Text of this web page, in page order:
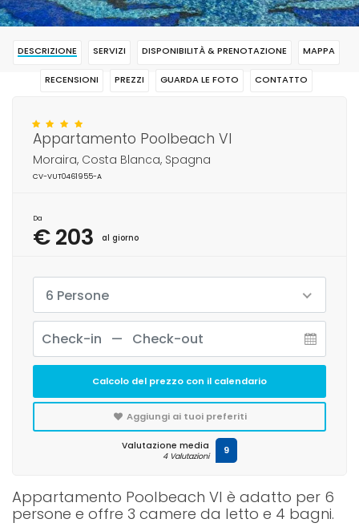
DESCRIZIONE SERVIZI DISPONIBILITÀ & PRENOTAZIONE MAPPA
RECENSIONI PREZZI GUARDA LE FOTO CONTATTO
Appartamento Poolbeach VI è adatto per 6
persone e offre 3 camere da letto e 4 bagni.
Appartamento Poolbeach VI
Moraira, Costa Blanca, Spagna
CV-VUT0461955-A
Da
€ 203 al giorno
6 Persone
Calcolo del prezzo con il calendario
Aggiungi ai tuoi preferiti
Valutazione media
4 Valutazioni 9